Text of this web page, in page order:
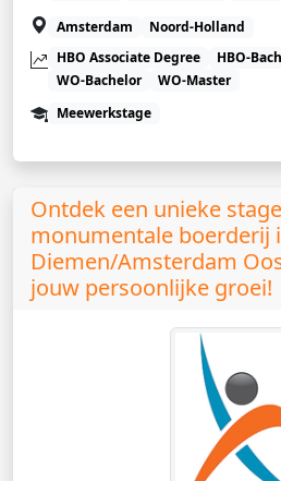
Amsterdam
Noord-Holland
HBO Associate Degree
HBO-
WO-Bachelor
WO-Master
Meewerkstage
Ontdek een unieke
monumentale boerderij
Diemen/Amsterdam
jouw persoonlijke groei!